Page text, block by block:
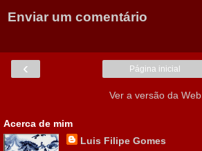
Enviar um comentário
‹ Página inicial
Ver a versão da Web
Acerca de mim
Luis Filipe Gomes